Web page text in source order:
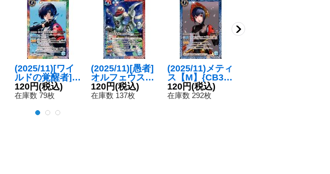
(2025/11)[ワイ
ルドの覚醒者]主
人公【M】{CB3
3-001}《多》
120円(税込)
在庫数 79枚
(2025/11)[愚者]
オルフェウス
【C】{CB33-00
2}《多》
120円(税込)
在庫数 137枚
(2025/11)メティ
ス【M】{CB33-
060}《青》
120円(税込)
在庫数 292枚